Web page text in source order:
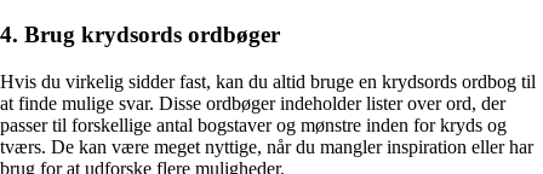
4. Brug krydsords ordbøger
Hvis du virkelig sidder fast, kan du altid bruge en krydsords ordbog til
at finde mulige svar. Disse ordbøger indeholder lister over ord, der
passer til forskellige antal bogstaver og mønstre inden for kryds og
tværs. De kan være meget nyttige, når du mangler inspiration eller har
brug for at udforske flere muligheder.